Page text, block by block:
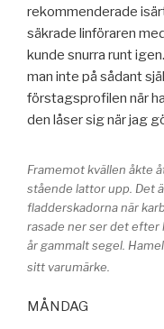
rekommenderade
säkrade linföraren
kunde snurra runt
man inte på sådant
förstagsprofilen när
den låser sig när jag
Framemot kvällen åkte
stående lattor upp. Det
fladderskadorna när
rasade ner ser det
år gammalt segel.
sitt varumärke.
MÅNDAG